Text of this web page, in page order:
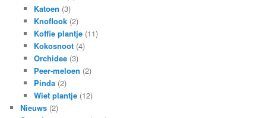
Katoen (3)
Knoflook(2)
Koffie plantje(11)
Kokosnoot(4)
Orchidee(3)
Peer-meloen (2)
Pinda(2)
Wiet plantje(12)
Nieuws (2)